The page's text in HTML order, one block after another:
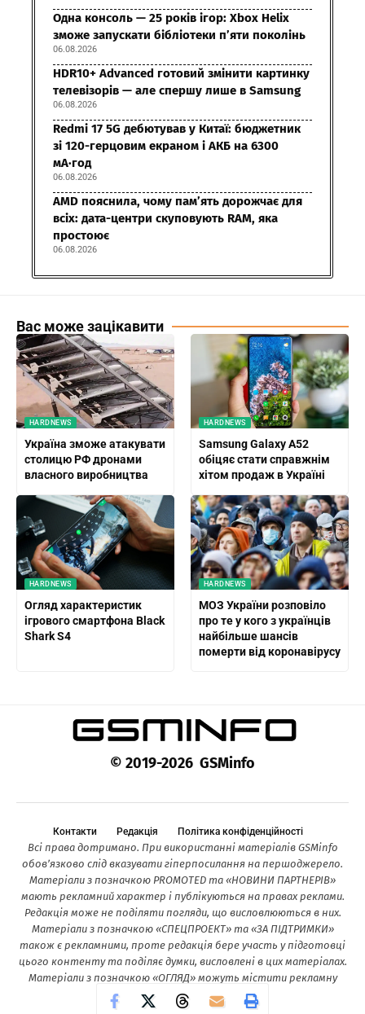
Одна консоль — 25 років ігор: Xbox Helix
зможе запускати бібліотеки п’яти поколінь
06.08.2026
HDR10+ Advanced готовий змінити картинку
телевізорів — але спершу лише в Samsung
06.08.2026
Redmi 17 5G дебютував у Китаї: бюджетник
зі 120-герцовим екраном і АКБ на 6300
мА·год
06.08.2026
AMD пояснила, чому пам’ять дорожчає для
всіх: дата-центри скуповують RAM, яка
простоює
06.08.2026
Вас може зацікавити
HARDNEWS
Україна зможе атакувати
столицю РФ дронами
власного виробництва
HARDNEWS
Samsung Galaxy A52
обіцяє стати справжнім
хітом продаж в Україні
HARDNEWS
Огляд характеристик
ігрового смартфона Black
Shark S4
HARDNEWS
МОЗ України розповіло
про те у кого з українців
найбільше шансів
померти від коронавірусу
© 2019-2026 GSMinfo
Контакти Редакція Політика конфіденційності
Всі права дотримано. При використанні матеріалів GSMinfo
обов’язково слід вказувати гіперпосилання на першоджерело.
Матеріали з позначкою PROMOTED та «НОВИНИ ПАРТНЕРІВ»
мають рекламний характер і публікуються на правах реклами.
Редакція може не поділяти погляди, що висловлюються в них.
Матеріали з позначкою «СПЕЦПРОЕКТ» та «ЗА ПІДТРИМКИ»
також є рекламними, проте редакція бере участь у підготовці
цього контенту та поділяє думки, висловлені в цих матеріалах.
Матеріали з позначкою «ОГЛЯД» можуть містити рекламну
інформацію.